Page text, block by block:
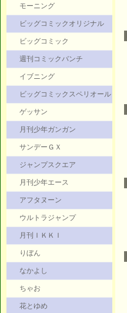
モーニング
ビッグコミックオリジナル
ビッグコミック
週刊コミックバンチ
イブニング
ビッグコミックスペリオール
ゲッサン
月刊少年ガンガン
サンデーＧＸ
ジャンプスクエア
月刊少年エース
アフタヌーン
ウルトラジャンプ
月刊ＩＫＫＩ
りぼん
なかよし
ちゃお
花とゆめ